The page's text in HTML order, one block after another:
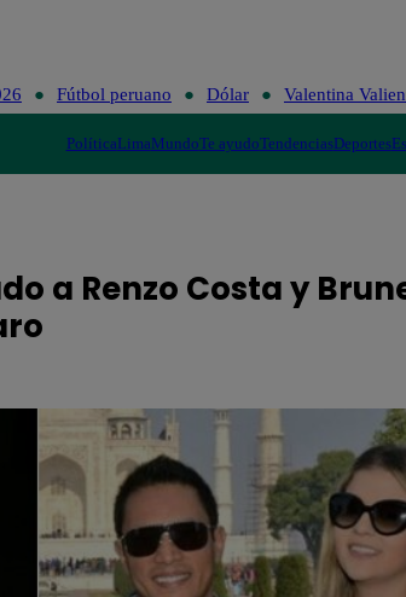
Fútbol peruano Dólar Valentina
PolíticaLimaMundoTe ayudoTendenciasDeportes
a Renzo Costa y